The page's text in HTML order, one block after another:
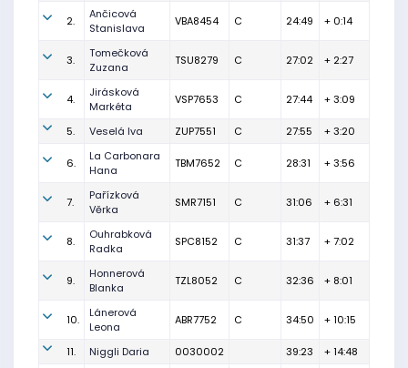
2.
Ančicová
Stanislava
VBA8454 C 24:49 + 0:14
3.
Tomečková
Zuzana
TSU8279 C 27:02 + 2:27
4.
Jirásková
Markéta
VSP7653 C 27:44 + 3:09
5. Veselá Iva ZUP7551 C 27:55 + 3:20
6.
La Carbonara
Hana
TBM7652 C 28:31 + 3:56
7.
Pařízková
Věrka
SMR7151 C 31:06 + 6:31
8.
Ouhrabková
Radka
SPC8152 C 31:37 + 7:02
9.
Honnerová
Blanka
TZL8052 C 32:36 + 8:01
10.
Lánerová
Leona
ABR7752 C 34:50 + 10:15
11. Niggli Daria 0030002 39:23 + 14:48